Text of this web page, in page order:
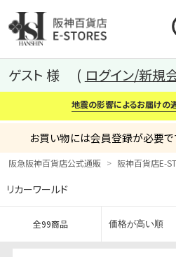
カテゴリー ブランド
ゲスト 様 ログイン/新規
地震の影響によるお届け
お買い物には会員登録が必要で
阪急阪神百貨店公式通販 阪神百貨店E-
リカーワールド
全99商品